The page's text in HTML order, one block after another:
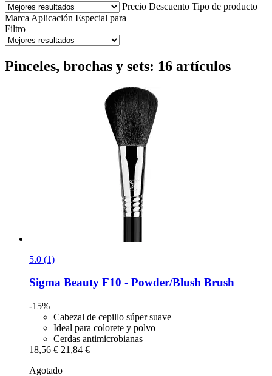
Precio Descuento Tipo de producto
Marca Aplicación Especial para
Filtro
Pinceles, brochas y sets: 16 artículos
5.0 (1)
Sigma Beauty F10 -​ Powder/Blush Brush
-15%
Cabezal de cepillo súper suave
Ideal para colorete y polvo
Cerdas antimicrobianas
18,56 € 21,84 €
Agotado